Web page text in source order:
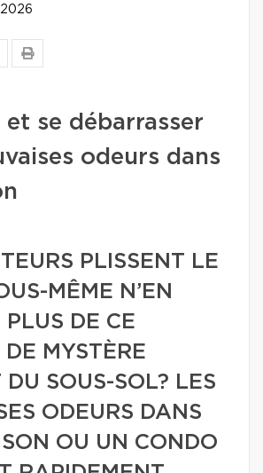
et se débarrasser
odeurs dans
PLISSENT LE
MÊME N’EN
PLUS DE CE
DE MYSTÈRE
SOUS-SOL? LES
ODEURS DANS
OU UN CONDO